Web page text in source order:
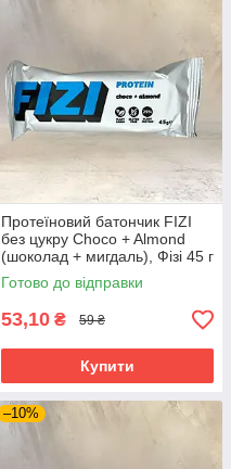
Протеїновий батончик FIZI
без цукру Choco + Almоnd
(шоколад + мигдаль), Фізі 45 г
Готово до відправки
53,10 ₴ 59 ₴
Купити
–10%